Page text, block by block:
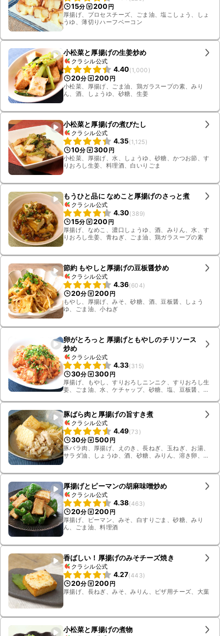
15分 200 円
厚揚げ、プロセスチーズ、ごま油、塩こしょう、しょ
うゆ、薄切りハーフベーコン
小松菜と厚揚げの生姜炒め
クラシル公式
4.40(1,000 )
20分 200 円
小松菜、厚揚げ、ごま油、鶏ガラスープの素、みり
ん、酒、しょうゆ、砂糖、生姜
小松菜と厚揚げの煮びたし
クラシル公式
4.35(1,125)
10分 300 円
小松菜、厚揚げ、水、しょうゆ、砂糖、かつお節、す
りおろし生姜、料理酒、白いりごま
もうひと品に なめこと厚揚げのさっと煮
クラシル公式
4.30(389)
15分 200 円
厚揚げ、なめこ、濃口しょうゆ、酒、みりん、水、す
りおろし生姜、青ねぎ、ごま油、鶏ガラスープの素
節約 もやしと厚揚げの豆板醤炒め
クラシル公式
4.36(604)
20分 200 円
もやし、厚揚げ、みそ、砂糖、酒、豆板醤、しょう
ゆ、ごま油、小ねぎ
卵がとろっと 厚揚げともやしのチリソース
炒め
クラシル公式
4.33(315)
30分 300 円
厚揚げ、もやし、すりおろしニンニク、すりおろし生
姜、ごま油、水、ケチャップ、砂糖、塩、豆板醤、片
油、長ねぎ、料理酒
豚ばら肉と厚揚げの旨すき煮
クラシル公式
4.49(73 )
30分 500 円
豚バラ肉、厚揚げ、えのき、長ねぎ、玉ねぎ、お湯、
サラダ油、しょうゆ、酒、砂糖、みりん、溶き卵、顆
厚揚げとピーマンの胡麻味噌炒め
クラシル公式
4.38(463)
20分 200 円
厚揚げ、ピーマン、みそ、白すりごま、砂糖、みり
ん、ごま油、料理酒
香ばしい！厚揚げのみそチーズ焼き
クラシル公式
4.27(443)
20分 200 円
厚揚げ、長ねぎ、みそ、みりん、ピザ用チーズ、大葉
小松菜と厚揚げの煮物